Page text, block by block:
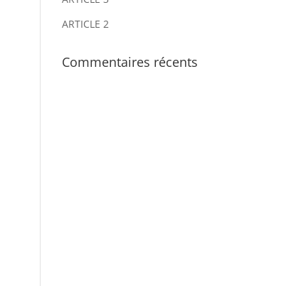
ARTICLE 2
Commentaires récents